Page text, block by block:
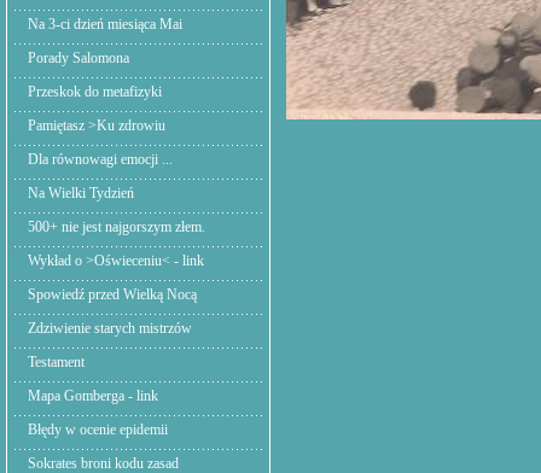
Na 3-ci dzień miesiąca Mai
Porady Salomona
Przeskok do metafizyki
Pamiętasz >Ku zdrowiu
Dla równowagi emocji ...
Na Wielki Tydzień
500+ nie jest najgorszym złem.
Wykład o >Oświeceniu< - link
Spowiedź przed Wielką Nocą
Zdziwienie starych mistrzów
Testament
Mapa Gomberga - link
Błędy w ocenie epidemii
Sokrates broni kodu zasad